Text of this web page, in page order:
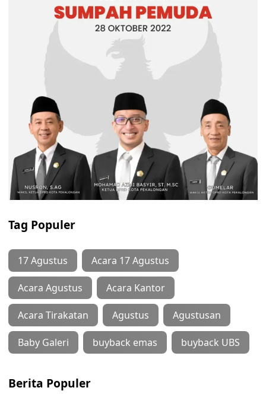
Tag Populer
17 Agustus Acara 17 Agustus
Acara Agustus Acara Kantor
Acara Tirakatan Agustus Agustusan
Baby Galeri buyback emas buyback UBS
Berita Populer